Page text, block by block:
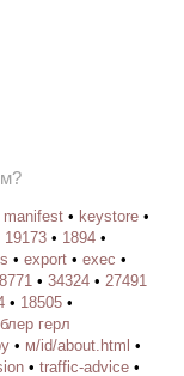
manifest • keystore •
19173 • 1894 •
• export • exec •
• 34324 • 27491
• 18505 •
герл
• м/id/about.html •
• traffic-advice •